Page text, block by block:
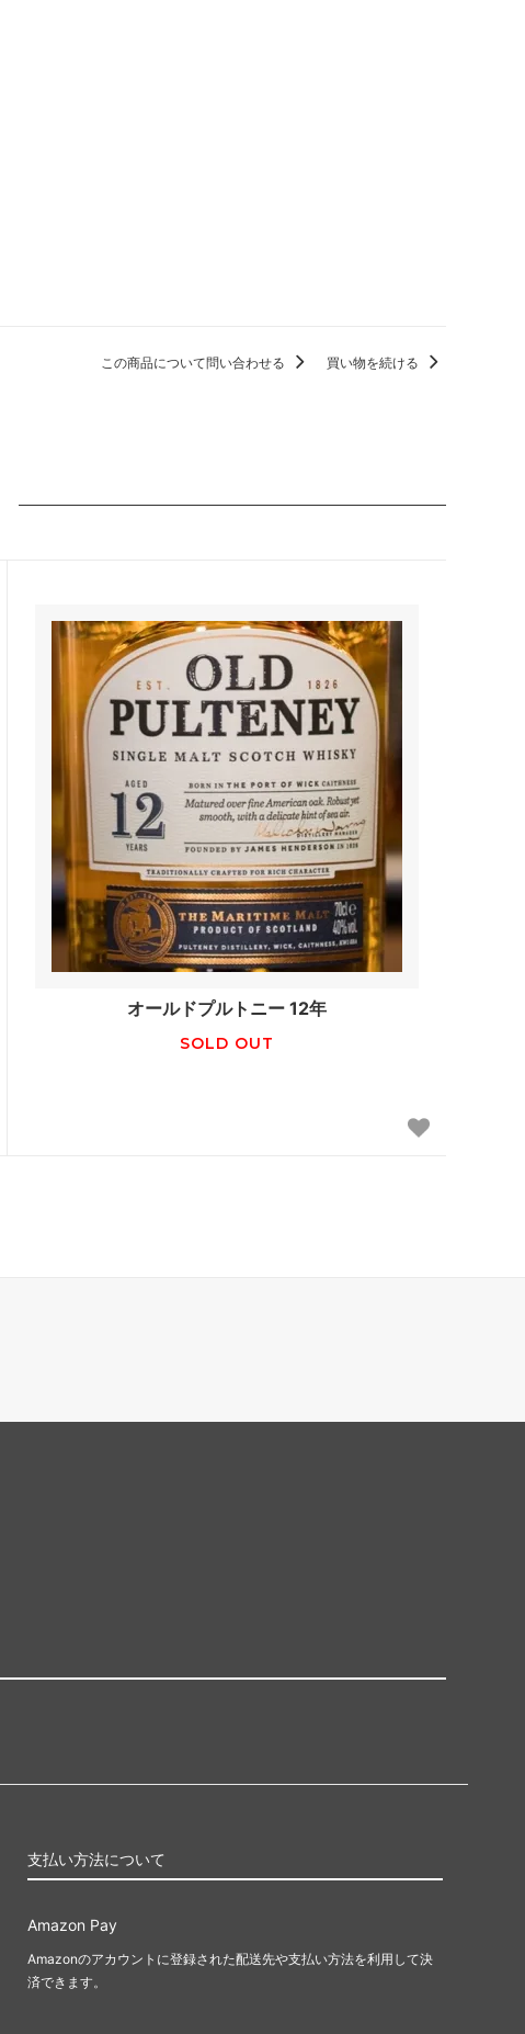
この商品について問い合わせる 買い物を続ける
オールドプルトニー 12年
SOLD OUT
支払い方法について
Amazon Pay
Amazonのアカウントに登録された配送先や支払い方法を利用して決
済できます。